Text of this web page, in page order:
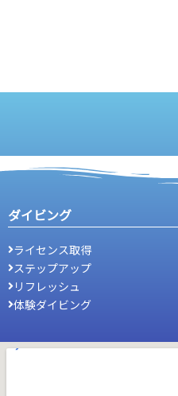
ダイビング
ライセンス取得
ステップアップ
リフレッシュ
体験ダイビング